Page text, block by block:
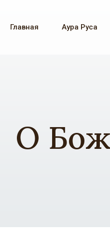
Главная Аура Руса
О